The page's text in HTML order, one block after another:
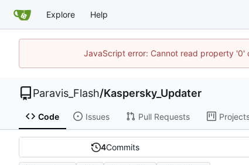
Explore Help
JavaScript error: Cannot read property '0'
Paravis_Flash/Kaspersky_Updater
Code Issues Pull Requests
4Commits